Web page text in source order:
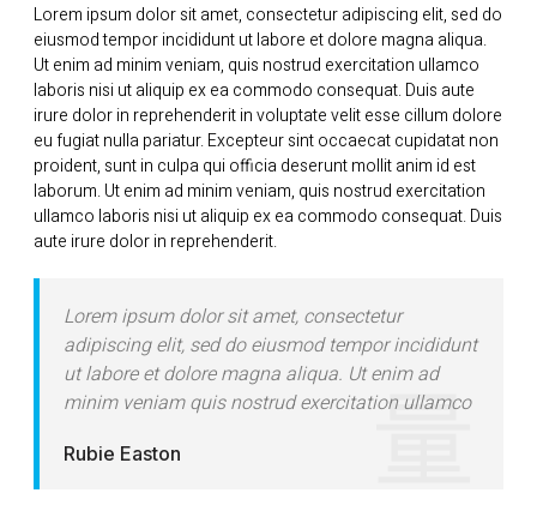
Lorem ipsum dolor sit amet, consectetur adipiscing elit, sed do
eiusmod tempor incididunt ut labore et dolore magna aliqua.
Ut enim ad minim veniam, quis nostrud exercitation ullamco
laboris nisi ut aliquip ex ea commodo consequat. Duis aute
irure dolor in reprehenderit in voluptate velit esse cillum dolore
eu fugiat nulla pariatur. Excepteur sint occaecat cupidatat non
proident, sunt in culpa qui officia deserunt mollit anim id est
laborum. Ut enim ad minim veniam, quis nostrud exercitation
ullamco laboris nisi ut aliquip ex ea commodo consequat. Duis
aute irure dolor in reprehenderit.
Lorem ipsum dolor sit amet, consectetur
adipiscing elit, sed do eiusmod tempor incididunt
ut labore et dolore magna aliqua. Ut enim ad
minim veniam quis nostrud exercitation ullamco
Rubie Easton